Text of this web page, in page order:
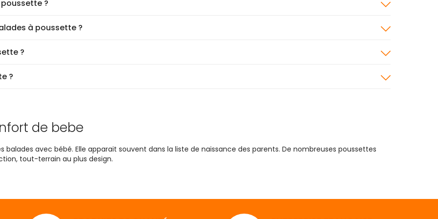
?
à poussette ?
?
?
de bebe
balades avec bébé. Elle apparait souvent dans la liste de naissance des parents. De nombreuses poussettes
tout-terrain au plus design.
il ne faut pas oublier de penser aux différentes
de réguler leur température corporelle comme les adultes. Par conséquent, bébé va se refroidir et se